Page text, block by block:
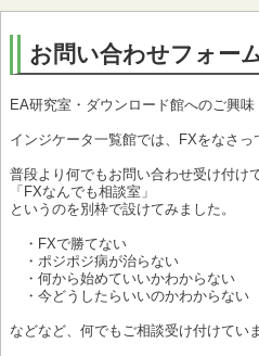
お問い合わせフォー
EA研究室・ダウンロード館へのご興味
インジケータ一覧館では、FXをなさっ
普段より何でもお問い合わせ受け付け
「FXなんでも相談室」
というのを別枠で設けてみました。
・FXで勝てない
・ポジポジ病が治らない
・何から始めていいかわからない
・今どうしたらいいのかわからない
などなど、何でもご相談受け付けていま